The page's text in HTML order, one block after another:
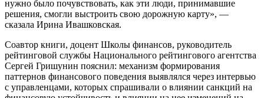
нужно было почувствовать, как эти люди, принимавшие
решения, смогли выстроить свою дорожную карту», —
сказала Ирина Ивашковская.
Соавтор книги, доцент Школы финансов, руководитель
рейтинговой службы Национального рейтингового агентства
Сергей Гришунин пояснил: механизм формирования
паттернов финансового поведения выявлялся через интервью
с управленцами, которых спрашивали о влиянии санкций на